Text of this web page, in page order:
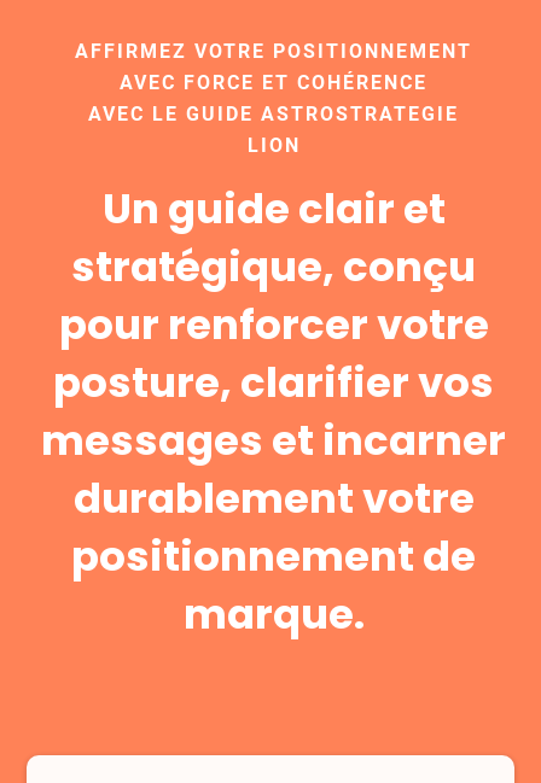
AFFIRMEZ VOTRE POSITIONNEMENT
AVEC FORCE ET COHÉRENCE
AVEC LE GUIDE ASTROSTRATEGIE
LION
Un guide clair et
stratégique, conçu
pour renforcer votre
posture, clarifier vos
messages et incarner
durablement votre
positionnement de
marque.